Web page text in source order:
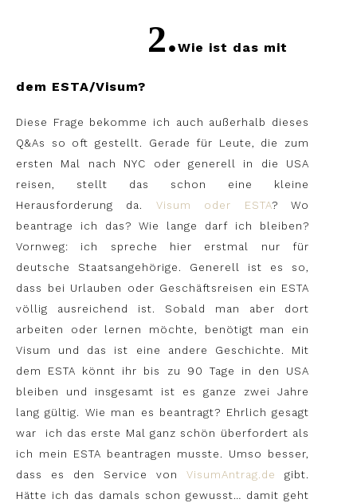
2.Wie ist das mit
dem ESTA/Visum?
Diese Frage bekomme ich auch außerhalb dieses
Q&As so oft gestellt. Gerade für Leute, die zum
ersten Mal nach NYC oder generell in die USA
reisen, stellt das schon eine kleine
Herausforderung da. Visum oder ESTA? Wo
beantrage ich das? Wie lange darf ich bleiben?
Vornweg: ich spreche hier erstmal nur für
deutsche Staatsangehörige. Generell ist es so,
dass bei Urlauben oder Geschäftsreisen ein ESTA
völlig ausreichend ist. Sobald man aber dort
arbeiten oder lernen möchte, benötigt man ein
Visum und das ist eine andere Geschichte. Mit
dem ESTA könnt ihr bis zu 90 Tage in den USA
bleiben und insgesamt ist es ganze zwei Jahre
lang gültig. Wie man es beantragt? Ehrlich gesagt
war
ich das erste Mal ganz schön überfordert als
ich mein ESTA beantragen musste. Umso besser,
dass es den Service von VisumAntrag.de
gibt.
Hätte ich das damals schon gewusst… damit geht